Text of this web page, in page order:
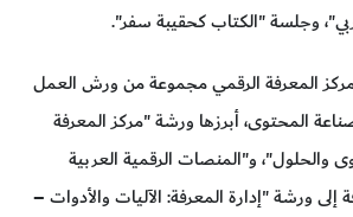
وجلسة "الكتاب كحقيبة سفر".
المعرفة الرقمي مجموعة من ورش العمل
المحتوى، أبرزها ورشة "مركز المعرفة
والحلول"، و"المنصات الرقمية العربية
ورشة "إدارة المعرفة: الآليات والأدوات –